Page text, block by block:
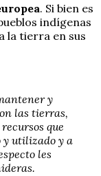
. Si bien es
indígenas
la tierra en sus
y
las tierras,
que
y utilizado y a
les